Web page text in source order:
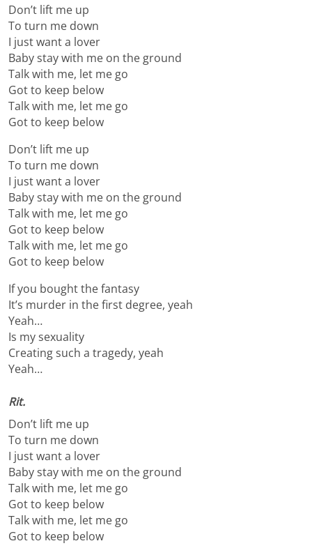
Don’t lift me up
To turn me down
I just want a lover
Baby stay with me on the ground
Talk with me, let me go
Got to keep below
Talk with me, let me go
Got to keep below
Don’t lift me up
To turn me down
I just want a lover
Baby stay with me on the ground
Talk with me, let me go
Got to keep below
Talk with me, let me go
Got to keep below
If you bought the fantasy
It’s murder in the first degree, yeah
Yeah…
Is my sexuality
Creating such a tragedy, yeah
Yeah…
Rit.
Don’t lift me up
To turn me down
I just want a lover
Baby stay with me on the ground
Talk with me, let me go
Got to keep below
Talk with me, let me go
Got to keep below